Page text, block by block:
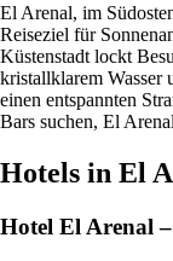
El Arenal, im
Reiseziel für
Küstenstadt lockt
kristallklarem Wasser
einen entspannten
Bars suchen, El
Hotels in El
Hotel El Arenal